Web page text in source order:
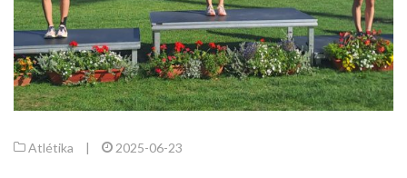
Atlétika | 2025-06-23